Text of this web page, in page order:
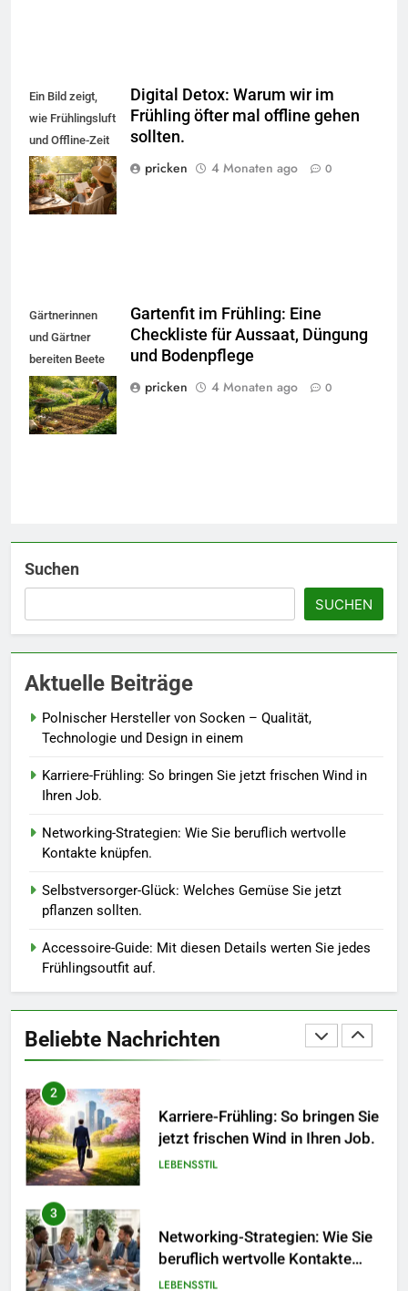
Ein Bild zeigt,
wie Frühlingsluft
und Offline-Zeit
zu mehr
Gelassenheit
führen.
Digital Detox: Warum wir im
Frühling öfter mal offline gehen
sollten.
pricken
4 Monaten ago 0
Gärtnerinnen
und Gärtner
bereiten Beete
vor, prüfen
Bodenqualität
und Werkzeuge.
Gartenfit im Frühling: Eine
Checkliste für Aussaat, Düngung
und Bodenpflege
pricken
4 Monaten ago 0
Suchen
SUCHEN
Aktuelle Beiträge
Polnischer Hersteller von Socken – Qualität,
Technologie und Design in einem
Karriere-Frühling: So bringen Sie jetzt frischen Wind in
Ihren Job.
Networking-Strategien: Wie Sie beruflich wertvolle
Kontakte knüpfen.
Selbstversorger-Glück: Welches Gemüse Sie jetzt
pflanzen sollten.
Accessoire-Guide: Mit diesen Details werten Sie jedes
Frühlingsoutfit auf.
Beliebte Nachrichten
5
Accessoire-Guide: Mit diesen
Sie Bienen und Schmetterlinge
Berufliche Neuorientierung: Mut
zum Quereinstieg in der neuen
Saison.
LEBENSSTIL
8
So kombinieren Sie Pastelltöne
1
Socken – Qualität, Technologie
2
jetzt frischen Wind in Ihren Job.
LEBENSSTIL
3
Networking-Strategien: Wie Sie
beruflich wertvolle Kontakte
knüpfen.
LEBENSSTIL
4
Selbstversorger-Glück: Welches
Gemüse Sie jetzt pflanzen
sollten.
LEBENSSTIL